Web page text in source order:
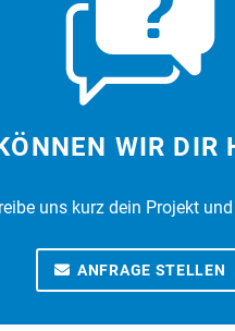
WIR DIR
uns kurz dein Projekt
ANFRAGE STELLEN